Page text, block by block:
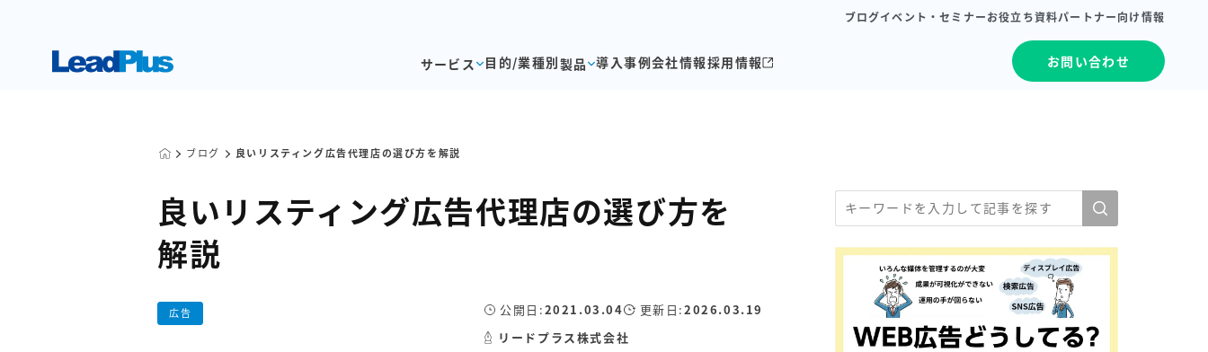
ブログイベント・セミナーお役立ち資料パートナー向け情報
サービス 目的/業種別製品 導入事例会社情報採用情報 お問い合わせ
ブログ 良いリスティング広告代理店の選び方を解説
良いリスティング広告代理店の選び方を
解説
広告 公開日:2021.03.04 更新日:2026.03.19
リードプラス株式会社